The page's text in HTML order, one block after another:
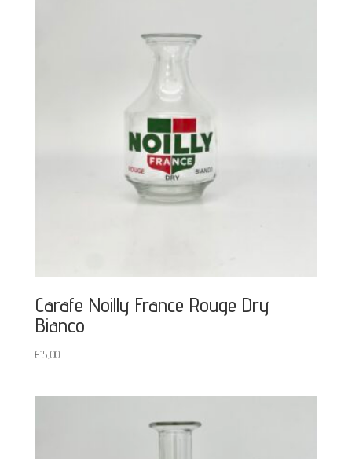
Carafe Noilly France Rouge Dry
Bianco
€15,00